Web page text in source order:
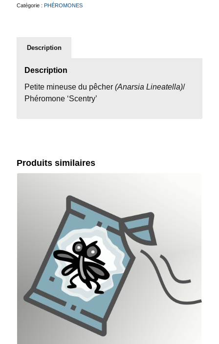
Catégorie : PHÉROMONES
Description
Description
Petite mineuse du pêcher (Anarsia Lineatella)/
Phéromone ‘Scentry’
Produits similaires